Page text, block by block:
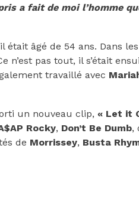
a fait de moi l’homme
était âgé de 54 ans. Dans
n’est pas tout, il s’était
travaillé avec
un nouveau clip, « Let it
Rocky, Don’t Be Dumb,
de Morrissey, Busta